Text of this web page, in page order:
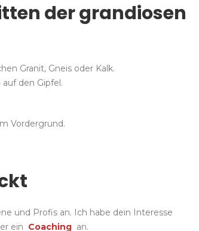
der grandiosen
Granit, Gneis oder Kalk.
den Gipfel.
Vordergrund.
und Profis an. Ich habe dein Interesse
ein Coaching an.